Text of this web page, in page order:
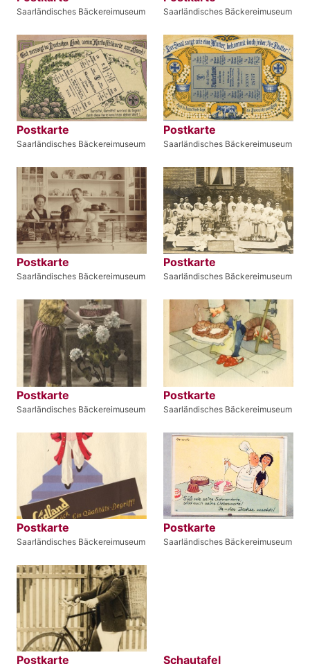
Saarländisches Bäckereimuseum Saarländisches Bäckereimuseum
Postkarte
Saarländisches Bäckereimuseum
Postkarte
Saarländisches Bäckereimuseum
Postkarte
Saarländisches Bäckereimuseum
Postkarte
Saarländisches Bäckereimuseum
Postkarte
Saarländisches Bäckereimuseum
Postkarte
Saarländisches Bäckereimuseum
Postkarte
Saarländisches Bäckereimuseum
Postkarte
Saarländisches Bäckereimuseum
Postkarte Schautafel